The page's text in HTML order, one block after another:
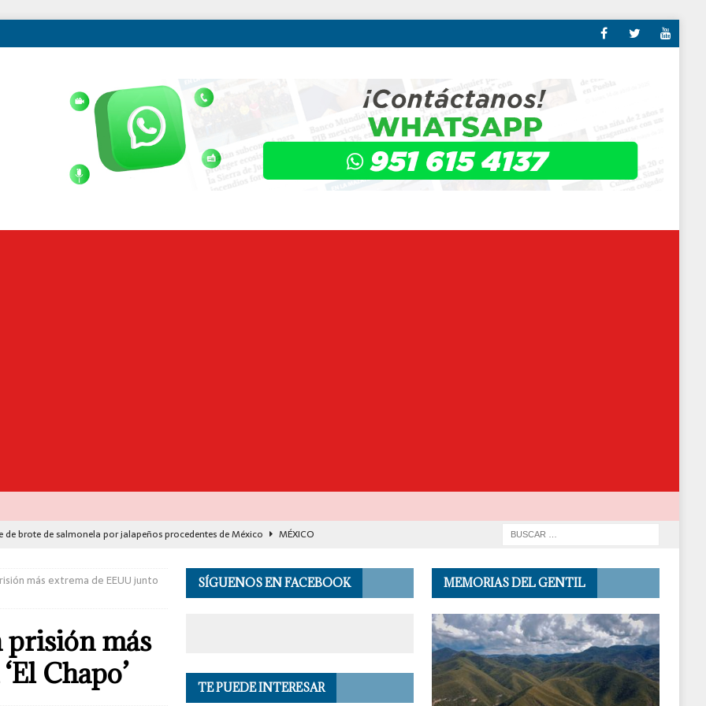
de brote de salmonela por jalapeños procedentes de México
MÉXICO
Seguridad se suma a investigación por asesinato en vivo del influencer
en los Andes de Perú deja un herido, según reporte de autoridades
EL
más extrema de EEUU junto
prisión más
Chapo’
SÍGUENOS EN FACEBOOK
TE PUEDE INTERESAR
MEMORIAS DEL GENTIL